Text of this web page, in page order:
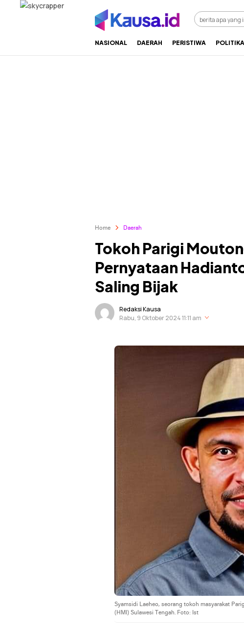
kausa
menuntaskan makna berita
NASIONAL DAERAH PERISTIWA POLITIKA
Home Daerah
Tokoh Parigi
Pernyataan
Saling Bijak
Redaksi Kausa
Rabu, 9 Oktober 2024 11:11 am
Syamsidi Laeheo, seorang tokoh masyarakat
(HMI) Sulawesi Tengah. Foto: Ist